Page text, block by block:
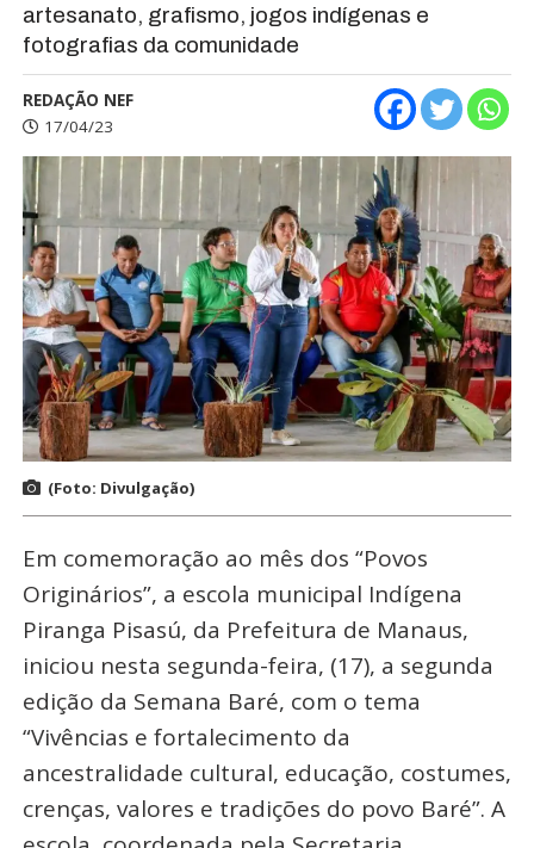
artesanato, grafismo, jogos indígenas e
fotografias da comunidade
REDAÇÃO NEF
17/04/23
(Foto: Divulgação)
Em comemoração ao mês dos “Povos
Originários”, a escola municipal Indígena
Piranga Pisasú, da Prefeitura de Manaus,
iniciou nesta segunda-feira, (17), a segunda
edição da Semana Baré, com o tema
“Vivências e fortalecimento da
ancestralidade cultural, educação, costumes,
crenças, valores e tradições do povo Baré”. A